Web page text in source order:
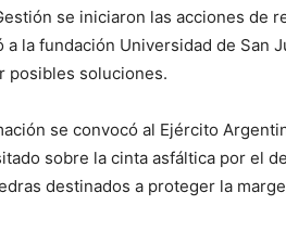
se iniciaron las acciones de
a la fundación Universidad de San
posibles soluciones.
se convocó al Ejército
sobre la cinta asfáltica por el
destinados a proteger la